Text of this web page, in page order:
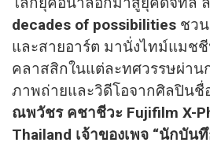
decades of possibilities ชว
และสายอาร์ต มานั่งไทม์แมช
คลาสสิกในแต่ละทศวรรษผ่าน
ภาพถ่ายและวิดีโอจากศิลปินชื่
ณพวัชร คชาชีวะ Fujifilm X-
Thailand เจ้าของเพจ “นักบัน